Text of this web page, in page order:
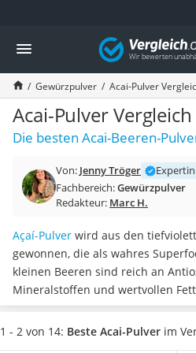
Die beliebtesten Vergleiche nach
Lebensmittel
Schwarzkümmelöl
Knäckebrot
Schwarzkümmelöl-Kapseln
Manukahonig
Eiklar
Balsamico-Essig
Schwarzkümmelöl bio
Honig
Gemüsebrühe
Eiskaffee-Pulver
Irischer Whiskey
Grapefruitkernextrakt
Matcha-Set
Vergleich
Gewürzpulver Acai-Pulver
Acai-Pulver
Die besten Acai-Beeren-
Von: Jenny Tröger
Expertin
Fachbereich:Gewürzpulver
Redakteur: Marc H.
Açaí-Pulver wird aus den
gewonnen, die als wahres
kleinen Beeren sind reich an
Mineralstoffen und wertvollen
Geist auf natürliche Weise
Pulverform lässt sich Açaí
1 - 2 von 14: Beste Acai-Pulver im